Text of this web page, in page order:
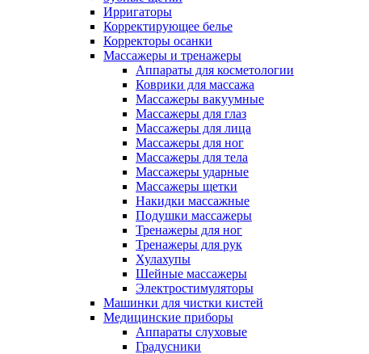
Ирригаторы
Корректирующее белье
Корректоры осанки
Массажеры и тренажеры
Аппараты для косметологии
Коврики для массажа
Массажеры вакуумные
Массажеры для глаз
Массажеры для лица
Массажеры для ног
Массажеры для тела
Массажеры ударные
Массажеры щетки
Накидки массажные
Подушки массажеры
Тренажеры для ног
Тренажеры для рук
Хулахупы
Шейные массажеры
Электростимуляторы
Машинки для чистки кистей
Медицинские приборы
Аппараты слуховые
Градусники